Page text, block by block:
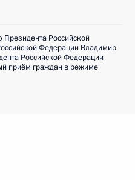
Российской
Федерации Владимир
Российской Федерации
приём граждан в режиме